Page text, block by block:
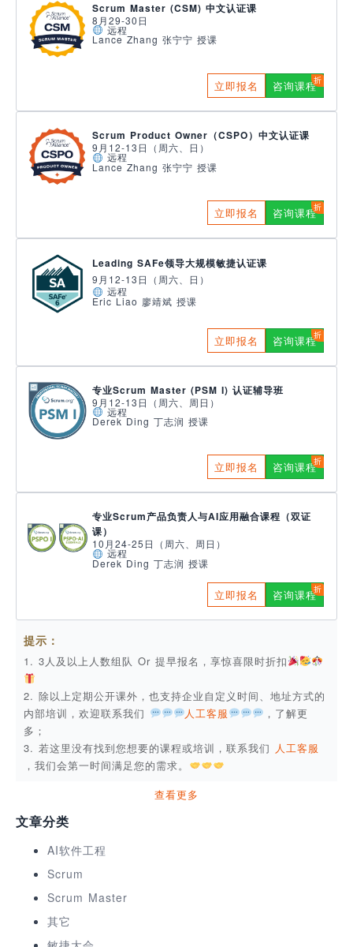
Scrum Master (CSM) 中文认证课
8月29-30日
远程
Lance Zhang 张宁宁 授课
立即报名 咨询课程
Scrum Product Owner（CSPO）中文认证课
9月12-13日（周六、日）
远程
Lance Zhang 张宁宁 授课
立即报名 咨询课程
Leading SAFe领导大规模敏捷认证课
9月12-13日（周六、日）
远程
Eric Liao 廖靖斌 授课
立即报名 咨询课程
专业Scrum Master (PSM I) 认证辅导班
9月12-13日（周六、周日）
远程
Derek Ding 丁志润 授课
立即报名 咨询课程
专业Scrum产品负责人与AI应用融合课程（双证
课）
10月24-25日（周六、周日）
远程
Derek Ding 丁志润 授课
立即报名 咨询课程
提示：
1. 3人及以上人数组队 Or 提早报名，享惊喜限时折扣
2. 除以上定期公开课外，也支持企业自定义时间、地址方式的
内部培训，欢迎联系我们
人工客服
，了解更
多；
3. 若这里没有找到您想要的课程或培训，联系我们 人工客服
，我们会第一时间满足您的需求。
查看更多
文章分类
AI软件工程
Scrum
Scrum Master
其它